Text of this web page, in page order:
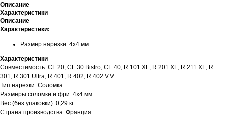
Описание
Характеристики
Описание
Характеристики:
Размер нарезки: 4x4 мм
Характеристики
Совместимость: CL 20, CL 30 Bistro, CL 40, R 101 XL, R 201 XL, R 211 XL, R
301, R 301 Ultra, R 401, R 402, R 402 V.V.
Тип нарезки: Cоломка
Размеры соломки и фри: 4x4 мм
Вес (без упаковки): 0,29 кг
Страна производства: Франция